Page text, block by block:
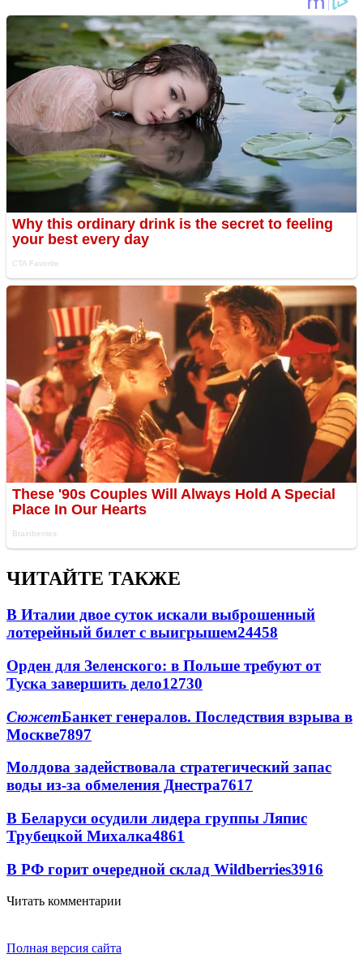
ЧИТАЙТЕ ТАКЖЕ
В Италии двое суток искали выброшенный
лотерейный билет с выигрышем24458
Орден для Зеленского: в Польше требуют от
Туска завершить дело12730
СюжетБанкет генералов. Последствия взрыва в
Москве7897
Молдова задействовала стратегический запас
воды из-за обмеления Днестра7617
В Беларуси осудили лидера группы Ляпис
Трубецкой Михалка4861
В РФ горит очередной склад Wildberries3916
Читать комментарии
Полная версия сайта